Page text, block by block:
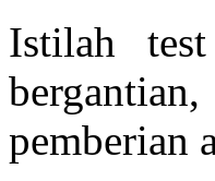
Istilah
pemberian